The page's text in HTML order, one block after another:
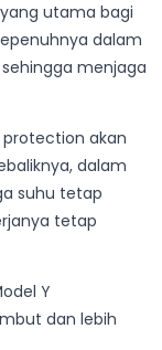
utama bagi
dalam
menjaga
akan
dalam
suhu tetap
tetap
Y
dan lebih